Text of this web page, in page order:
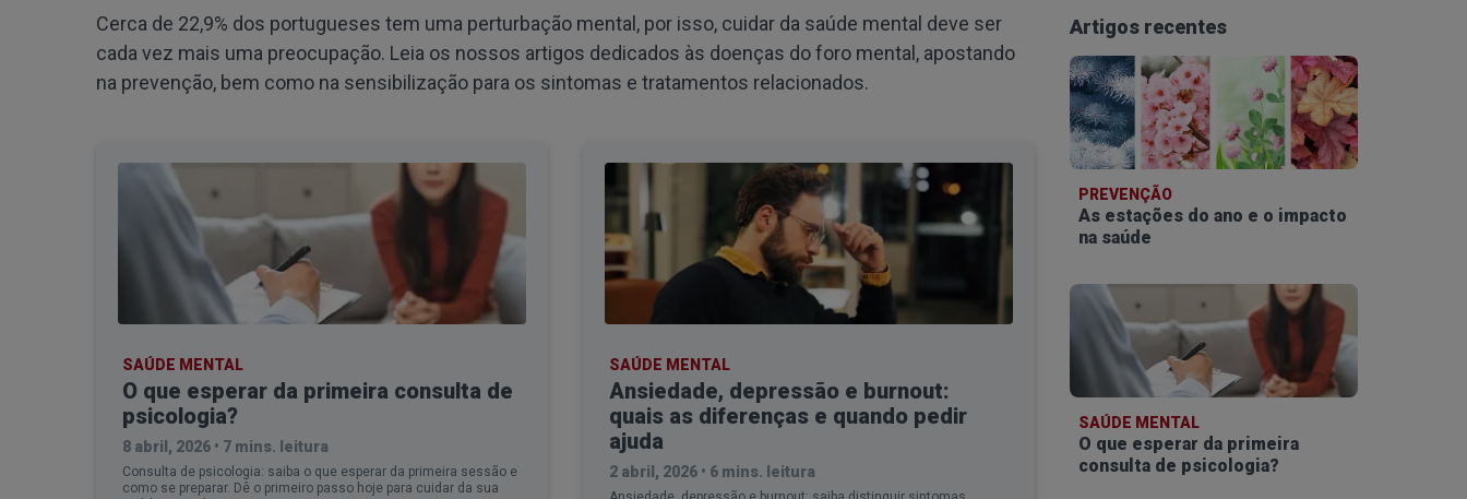
Cerca de 22,9% dos portugueses tem uma perturbação mental, por isso, cuidar da saúde mental deve ser
cada vez mais uma preocupação. Leia os nossos artigos dedicados às doenças do foro mental, apostando
na prevenção, bem como na sensibilização para os sintomas e tratamentos relacionados.
SAÚDE MENTAL
O que esperar da primeira consulta de
psicologia?
8 abril, 2026 • 7 mins. leitura
Consulta de psicologia: saiba o que esperar da primeira sessão e
como se preparar. Dê o primeiro passo hoje para cuidar da sua
SAÚDE MENTAL
Ansiedade, depressão e burnout:
quais as diferenças e quando pedir
ajuda
2 abril, 2026 • 6 mins. leitura
Artigos recentes
PREVENÇÃO
As estações do ano e o impacto
na saúde
SAÚDE MENTAL
O que esperar da primeira
consulta de psicologia?